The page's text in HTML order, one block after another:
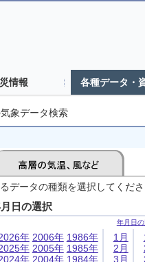
情報 各種データ・
象データ検索
データの種類を選択してくだ
日の選択
年月日
年
年
年
2006年
2005年
2004年
1986年
1985年
1984年
1月
2月
3月